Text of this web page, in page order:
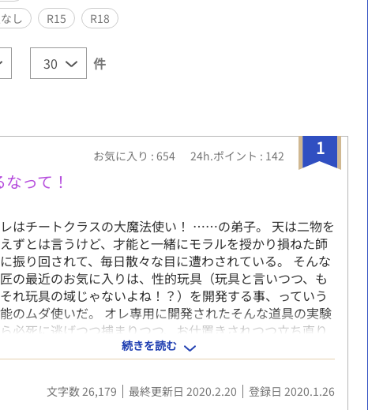
し R15 R18
件
1
お気に入り : 654 24h.ポイント : 142
って！
はチートクラスの大魔法使い！ ……の弟子。 天は二物を
ずとは言うけど、才能と一緒にモラルを授かり損ねた師
振り回されて、毎日散々な目に遭わされている。 そんな
の最近のお気に入りは、性的玩具（玩具と言いつつ、も
れ玩具の域じゃないよね！？）を開発する事、っていう
のムダ使いだ。 オレ専用に開発されたそんな道具の実験
必死に逃げつつ捕まりつつ、お仕置きされつつ立ち直り
つ。いつか逃げ出してやる！と密かに企みながら必死に今
暮らしている。 そんな毎日をちょっと抜粋した異世界BL
お話です。 ＊＊＊＊＊＊＊＊＊＊＊＊＊＊＊＊＊＊＊ 人格
綻系のチート × ちょろい苦労人 誰得？と思うぐらい特殊
続きを読む
文字数 26,179 最終更新日 2020.2.20 登録日 2020.1.26